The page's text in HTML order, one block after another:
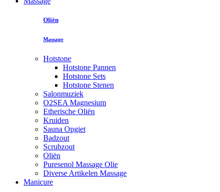
Oliën
Massage
Hotstone
Hotstone Pannen
Hotstone Sets
Hotstone Stenen
Salonmuziek
O2SEA Magnesium
Etherische Oliën
Kruiden
Sauna Opgiet
Badzout
Scrubzout
Oliën
Puresenol Massage Olie
Diverse Artikelen Massage
Manicure